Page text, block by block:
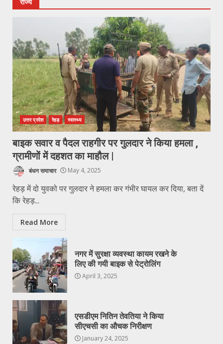
राज्य
उत्तर प्रदेश रेहड़ स्वास्थ्य
बाइक सवार व पैदल राहगीर पर गुलदार ने किया हमला ,
ग्रामीणों में दहशत का माहौल |
बंधन समाचार May 4, 2025
रेहड़ में दो युवको पर गुलदार ने हमला कर गंभीर घायल कर दिया, बता दें
कि रेहड़...
Read More
नगर में सुरक्षा व्यवस्था कायम रखने के
लिए की गयी बाइक से पेट्रोलिंग
April 3, 2025
एसडीएम नितिन तेवतिया ने किया
सीएचसी का औचक निरीक्षण
January 24, 2025